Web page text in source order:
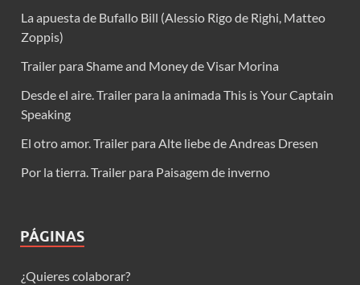
La apuesta de Bufallo Bill (Alessio Rigo de Righi, Matteo
Zoppis)
Trailer para Shame and Money de Visar Morina
Desde el aire. Trailer para la animada This is Your Captain
Speaking
El otro amor. Trailer para Alte liebe de Andreas Dresen
Por la tierra. Trailer para Paisagem de inverno
PÁGINAS
¿Quieres colaborar?